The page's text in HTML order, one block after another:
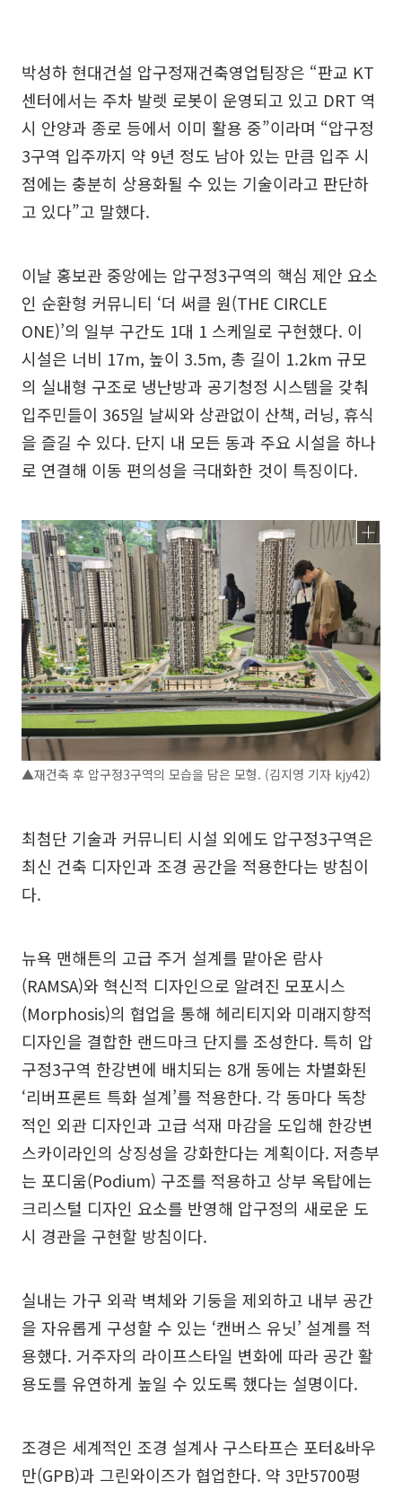
박성하 현대건설 압구정재건축영업팀장은 “판교 KT
센터에서는 주차 발렛 로봇이 운영되고 있고 DRT 역
시 안양과 종로 등에서 이미 활용 중”이라며 “압구정
3구역 입주까지 약 9년 정도 남아 있는 만큼 입주 시
점에는 충분히 상용화될 수 있는 기술이라고 판단하
고 있다”고 말했다.
이날 홍보관 중앙에는 압구정3구역의 핵심 제안 요소
인 순환형 커뮤니티 ‘더 써클 원(THE CIRCLE
ONE)’의 일부 구간도 1대 1 스케일로 구현했다. 이
시설은 너비 17m, 높이 3.5m, 총 길이 1.2km 규모
의 실내형 구조로 냉난방과 공기청정 시스템을 갖춰
입주민들이 365일 날씨와 상관없이 산책, 러닝, 휴식
을 즐길 수 있다. 단지 내 모든 동과 주요 시설을 하나
로 연결해 이동 편의성을 극대화한 것이 특징이다.
▲재건축 후 압구정3구역의 모습을 담은 모형. (김지영 기자 kjy42)
최첨단 기술과 커뮤니티 시설 외에도 압구정3구역은
최신 건축 디자인과 조경 공간을 적용한다는 방침이
다.
뉴욕 맨해튼의 고급 주거 설계를 맡아온 람사
(RAMSA)와 혁신적 디자인으로 알려진 모포시스
(Morphosis)의 협업을 통해 헤리티지와 미래지향적
디자인을 결합한 랜드마크 단지를 조성한다. 특히 압
구정3구역 한강변에 배치되는 8개 동에는 차별화된
‘리버프론트 특화 설계’를 적용한다. 각 동마다 독창
적인 외관 디자인과 고급 석재 마감을 도입해 한강변
스카이라인의 상징성을 강화한다는 계획이다. 저층부
는 포디움(Podium) 구조를 적용하고 상부 옥탑에는
크리스털 디자인 요소를 반영해 압구정의 새로운 도
시 경관을 구현할 방침이다.
실내는 가구 외곽 벽체와 기둥을 제외하고 내부 공간
을 자유롭게 구성할 수 있는 ‘캔버스 유닛’ 설계를 적
용했다. 거주자의 라이프스타일 변화에 따라 공간 활
용도를 유연하게 높일 수 있도록 했다는 설명이다.
조경은 세계적인 조경 설계사 구스타프슨 포터&바우
만(GPB)과 그린와이즈가 협업한다. 약 3만5700평